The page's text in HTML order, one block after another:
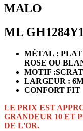
MALO
ML
MÉTAL :
ROSE OU
MOTIF
LARGEUR :
CONFORT FIT
LE PRIX EST
GRANDEUR 10 ET
DE L'OR.